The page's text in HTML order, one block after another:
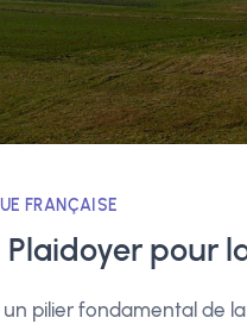
FRANÇAISE
Plaidoyer pour
un pilier fondamental de